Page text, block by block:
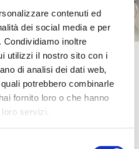
contenuti ed
dei social media e per
inoltre
utilizzi il nostro sito con i
di analisi dei dati web,
potrebbero combinarle
fornito loro o che hanno
servizi.
in cartoncino cercando di